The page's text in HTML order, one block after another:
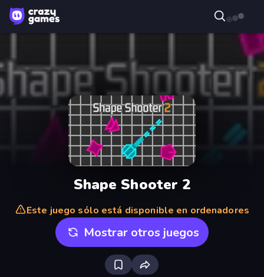
Shape Shooter 2
Este juego sólo está disponible en ordenadores
Mostrar otros juegos